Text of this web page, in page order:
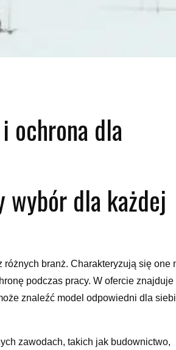
ochrona dla
wybór dla każdej
branż. Charakteryzują się one
podczas pracy. W ofercie znajduje
znaleźć model odpowiedni dla
zawodach, takich jak budownictwo,